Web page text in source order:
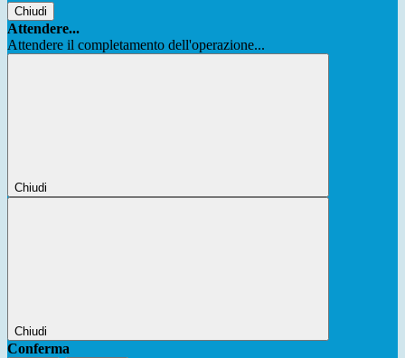
Chiudi
Attendere...
Attendere il completamento dell'operazione...
Chiudi
Chiudi
Conferma